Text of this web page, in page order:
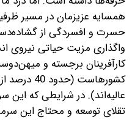
همسایه عزیزمان در مسیر
حسرت و افسردگی از
واگذاری مزیت حیاتی نیروی
کارآفرینان برجسته و
کشورهاست
عالیه‌اند). در شرایطی که
تقلای توسعه و محتاج این